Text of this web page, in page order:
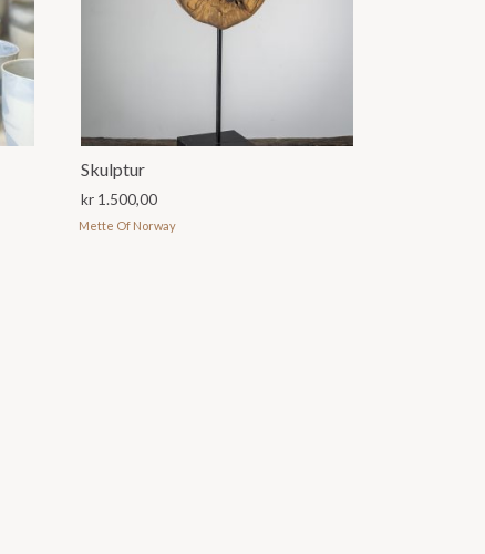
Skulptur
kr 1.500,00
Mette Of Norway